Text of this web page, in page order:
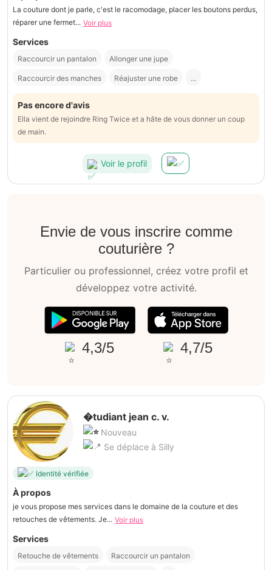
La couture dont je parle, c'est le racomodage, placer les boutons perdus,
réparer une fermet... Voir plus
Services
Raccourcir un pantalon Allonger une jupe
Raccourcir des manches Réajuster une robe ...
Pas encore d'avis
Ella vient de rejoindre Ring Twice et a hâte de vous donner un coup
de main.
Voir le profil
Envie de vous inscrire comme
couturière ?
Particulier ou professionnel, créez votre profil et
développez votre activité.
4,3/5 4,7/5
�tudiant jean c. v.
Nouveau
Se déplace à Silly
Identité vérifiée
À propos
je vous propose mes services dans le domaine de la couture et des
retouches de vêtements. Je... Voir plus
Services
Retouche de vêtements Raccourcir un pantalon